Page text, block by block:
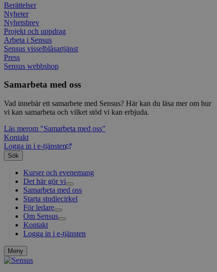
Berättelser
Nyheter
Nyhetsbrev
Projekt och uppdrag
Arbeta i Sensus
Sensus visselblåsartjänst
Press
Sensus webbshop
Samarbeta med oss
Vad innebär ett samarbete med Sensus? Här kan du läsa mer om hur
vi kan samarbeta och vilket stöd vi kan erbjuda.
Läs merom "Samarbeta med oss"
Kontakt
Logga in i e-tjänsten
Sök
Kurser och evenemang
Det här gör vi
Livsfrågor
Interreligiöst arbete
Kultur och skapande
Körsång
Civilsamhälle
Föreningsutveckling
Svenska kyrkan
Existentiell hållbarhet
Samarbeta med oss
Starta studiecirkel
För ledare
Grundläggande cirkelledarutbildning
Utbildningar
Sensus e-tjänst
Om Sensus
Berättelser
Nyheter
Kontakt
Logga in i e-tjänsten
Meny